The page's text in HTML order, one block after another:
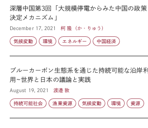
深層中国第3回「大規模停電からみた中国の政策
決定メカニズム」
December 17, 2021 柯 隆（か・りゅう）
気候変動 環境 エネルギー 中国経済
ブルーカーボン生態系を通じた持続可能な沿岸利
用~世界と日本の議論と実践
August 19, 2021 渡邉 敦
持続可能社会 漁業資源 気候変動 環境 資源